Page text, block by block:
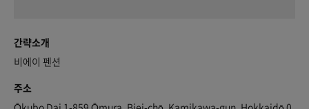
간략소개
비에이 펜션
주소